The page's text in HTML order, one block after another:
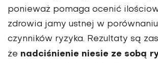
ponieważ pomaga ocenić
zdrowia jamy ustnej w
czynników ryzyka. Rezultaty są
że nadci­śnienie niesie ze sobą